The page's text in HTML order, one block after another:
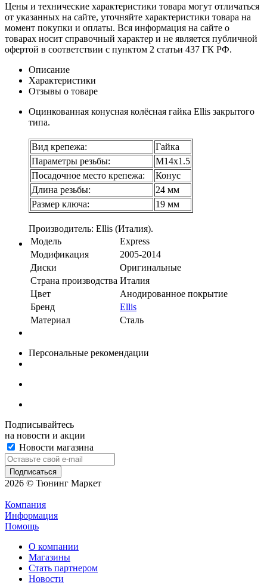
Цены и технические характеристики товара могут отличаться
от указанных на сайте, уточняйте характеристики товара на
момент покупки и оплаты. Вся информация на сайте о
товарах носит справочный характер и не является публичной
офертой в соответствии с пунктом 2 статьи 437 ГК РФ.
Описание
Характеристики
Отзывы о товаре
Оцинкованная конусная колёсная гайка Ellis закрытого
типа.
Вид крепежа:
Гайка
Параметры резьбы:
М14х1.5
Посадочное место крепежа:
Конус
Длина резьбы:
24 мм
Размер ключа:
19 мм
Производитель: Ellis (Италия).
Модель
Express
Модификация
2005-2014
Диски
Оригинальные
Страна производства Италия
Цвет
Анодированное покрытие
Бренд
Ellis
Материал
Сталь
Персональные рекомендации
Подписывайтесь
на новости и акции
Новости магазина
2026 © Тюнинг Маркет
Компания
Информация
Помощь
О компании
Магазины
Стать партнером
Новости